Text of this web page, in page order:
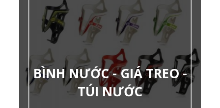
BÌNH NƯỚC - GIÁ TREO -
TÚI NƯỚC